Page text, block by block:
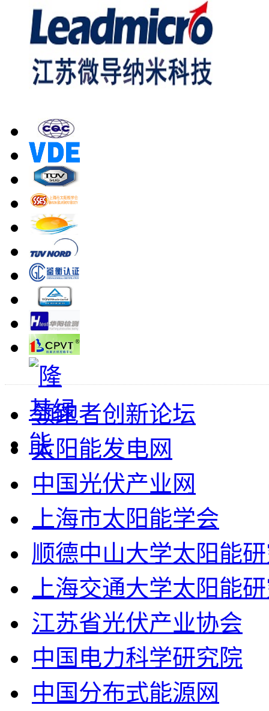
领跑者创新论坛
太阳能发电网
中国光伏产业网
上海市太阳能学会
顺德中山大学太阳能
上海交通大学太阳能
江苏省光伏产业协会
中国电力科学研究院
中国分布式能源网